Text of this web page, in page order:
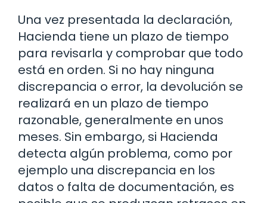
Una vez presentada la declaración,
Hacienda tiene un plazo de tiempo
para revisarla y comprobar que todo
está en orden. Si no hay ninguna
discrepancia o error, la devolución se
realizará en un plazo de tiempo
razonable, generalmente en unos
meses. Sin embargo, si Hacienda
detecta algún problema, como por
ejemplo una discrepancia en los
datos o falta de documentación, es